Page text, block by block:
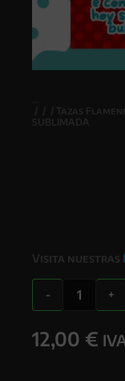
Tazas
SUBLIMADA
Visita nuestras
-
FLAMENQUILLAS
cantidad
+
12,00 €